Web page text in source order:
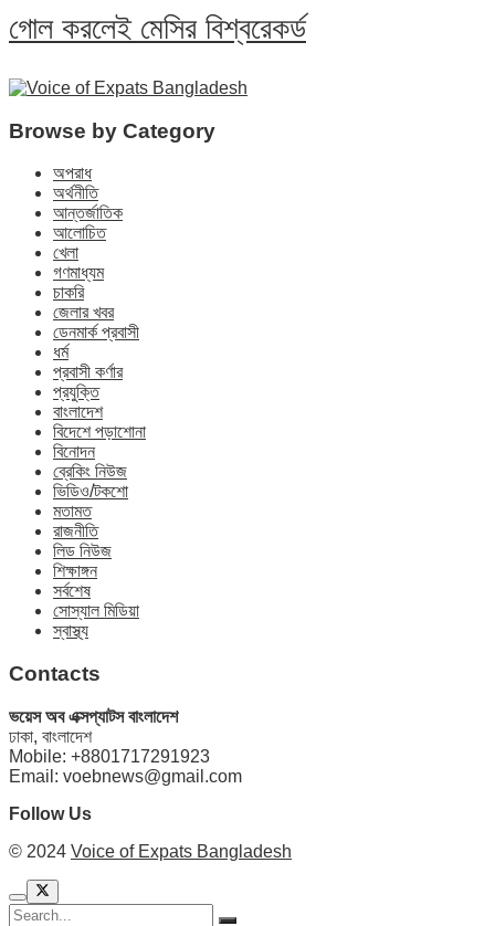
গোল করলেই মেসির বিশ্বরেকর্ড
Browse by Category
অপরাধ
অর্থনীতি
আন্তর্জাতিক
আলোচিত
খেলা
গণমাধ্যম
চাকরি
জেলার খবর
ডেনমার্ক প্রবাসী
ধর্ম
প্রবাসী কর্ণার
প্রযুক্তি
বাংলাদেশ
বিদেশে পড়াশোনা
বিনোদন
ব্রেকিং নিউজ
ভিডিও/টকশো
মতামত
রাজনীতি
লিড নিউজ
শিক্ষাঙ্গন
সর্বশেষ
সোস্যাল মিডিয়া
স্বাস্থ্য
Contacts
ভয়েস অব এক্সপ্যাটস বাংলাদেশ
ঢাকা, বাংলাদেশ
Mobile: +8801717291923
Email: voebnews@gmail.com
Follow Us
© 2024 Voice of Expats Bangladesh